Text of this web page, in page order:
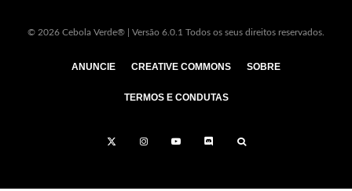
© 2026 Cebola Verde® | Versão 6.0.1 Todos os seus direitos reservados.
ANUNCIE CREATIVE COMMONS SOBRE
TERMOS E CONDUTAS